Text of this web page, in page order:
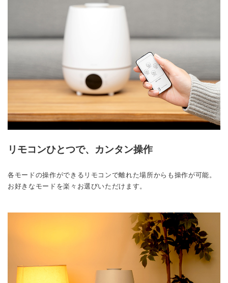
リモコンひとつで、カンタン操作
各モードの操作ができるリモコンで離れた場所からも操作が可能。
お好きなモードを楽々お選びいただけます。